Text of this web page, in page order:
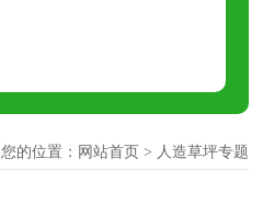
您的位置： 网站首页> 人造草坪专题